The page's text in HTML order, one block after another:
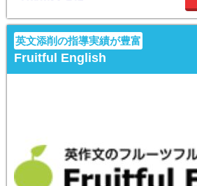
英文添削の指導実績が豊富
Fruitful English